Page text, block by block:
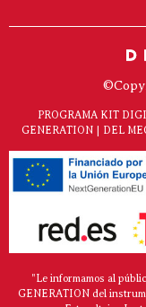
PROGRAMA KIT
GENERATION | DEL
"Le informamos al
GENERATION del